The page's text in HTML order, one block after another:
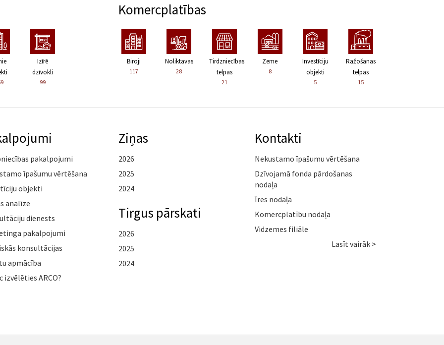
Izīrē
dzīvokli
99
Komercplatības
Biroji
117
Noliktavas
28
Tirdzniecības
telpas
21
Zeme
8
Investīciju
objekti
5
Ražošanas
telpas
15
pakalpojumi
īpašumu vērtēšana
objekti
analīze
dienests
pakalpojumi
konsultācijas
apmācība
izvēlēties ARCO?
Ziņas
2026
2025
2024
Tirgus pārskati
2026
2025
2024
Kontakti
Nekustamo īpašumu vērtēšana
Dzīvojamā fonda pārdošanas
nodaļa
Īres nodaļa
Komercplatību nodaļa
Vidzemes filiāle
Lasīt vairāk >